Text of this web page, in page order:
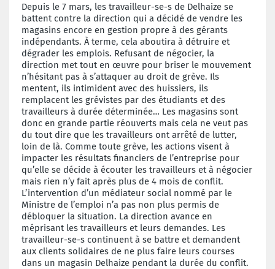
Depuis le 7 mars, les travailleur-se-s de Delhaize se
battent contre la direction qui a décidé de vendre les
magasins encore en gestion propre à des gérants
indépendants. À terme, cela aboutira à détruire et
dégrader les emplois. Refusant de négocier, la
direction met tout en œuvre pour briser le mouvement
n’hésitant pas à s’attaquer au droit de grève. Ils
mentent, ils intimident avec des huissiers, ils
remplacent les grévistes par des étudiants et des
travailleurs à durée déterminée… Les magasins sont
donc en grande partie réouverts mais cela ne veut pas
du tout dire que les travailleurs ont arrêté de lutter,
loin de là. Comme toute grève, les actions visent à
impacter les résultats financiers de l’entreprise pour
qu’elle se décide à écouter les travailleurs et à négocier
mais rien n’y fait après plus de 4 mois de conflit.
L’intervention d’un médiateur social nommé par le
Ministre de l’emploi n’a pas non plus permis de
débloquer la situation. La direction avance en
méprisant les travailleurs et leurs demandes. Les
travailleur-se-s continuent à se battre et demandent
aux clients solidaires de ne plus faire leurs courses
dans un magasin Delhaize pendant la durée du conflit.